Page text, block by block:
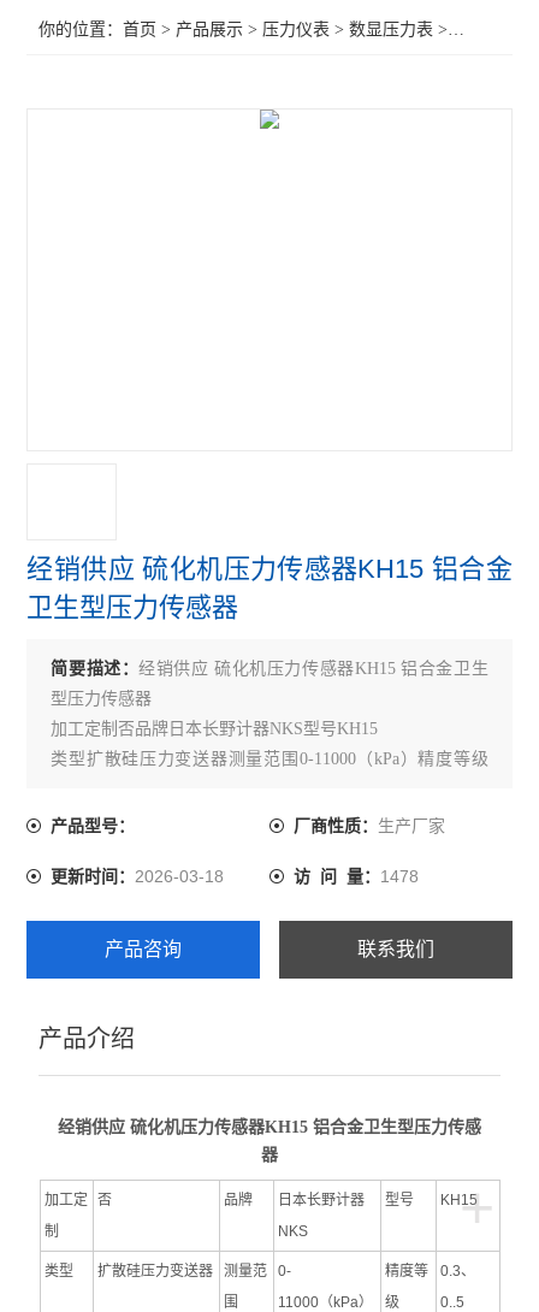
你的位置：首页 > 产品展示 > 压力仪表 >数显压力表 >经销供应 硫化机压力传感器KH15 铝合金卫生型压力传感器
经销供应 硫化机压力传感器KH15 铝合金
卫生型压力传感器
简要描述：经销供应 硫化机压力传感器KH15 铝合金卫生
型压力传感器
加工定制否品牌日本长野计器NKS型号KH15
类型扩散硅压力变送器测量范围0-11000（kPa）精度等级
输出信号4-20（mA）防护等级IP67电源电压24（V）
产品型号： 厂商性质： 生产厂家
更新时间：2026-03-18 访 问 量： 1478
产品咨询 联系我们
产品介绍
经销供应 硫化机压力传感器KH15 铝合金卫生型压力传感
器
+
加工定
制
否 品牌
日本长野计器
NKS
型号 KH15
类型 扩散硅压力变送器
测量范
围
0-
11000（kPa）
精度等
级
0.3、
0..5